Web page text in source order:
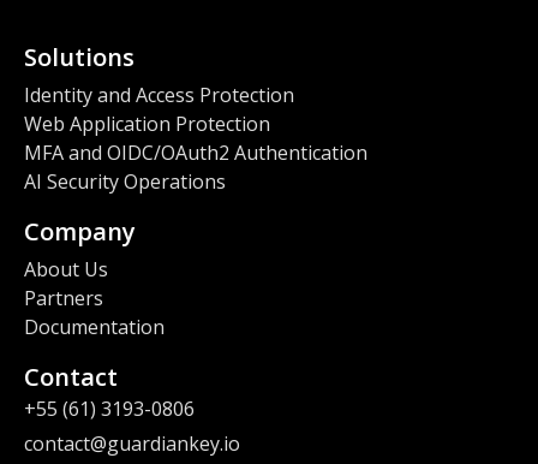
Solutions
Identity and Access Protection
Web Application Protection
MFA and OIDC/OAuth2 Authentication
AI Security Operations
Company
About Us
Partners
Documentation
Contact
+55 (61) 3193-0806
contact@guardiankey.io